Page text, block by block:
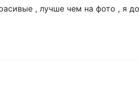
, лучше чем на фото , я